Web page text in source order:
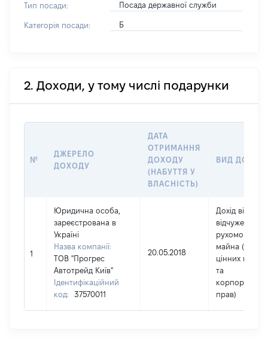
Тип посади: Посада державної служби
Категорія посади: Б
2. Доходи, у тому числі подарунки
№
ДЖЕРЕЛО
ДОХОДУ
ДАТА
ОТРИМАННЯ
ДОХОДУ
(НАБУТТЯ У
ВЛАСНІСТЬ)
ВИД
1
Юридична особа,
зареєстрована в
Україні
Назва компанії:
ТОВ "Прогрес
Автотрейд Київ"
Ідентифікаційний
код:
37570011
20.05.2018
Дохід від
відчуження
рухомого
майна ( крім
цінних
та
прав)